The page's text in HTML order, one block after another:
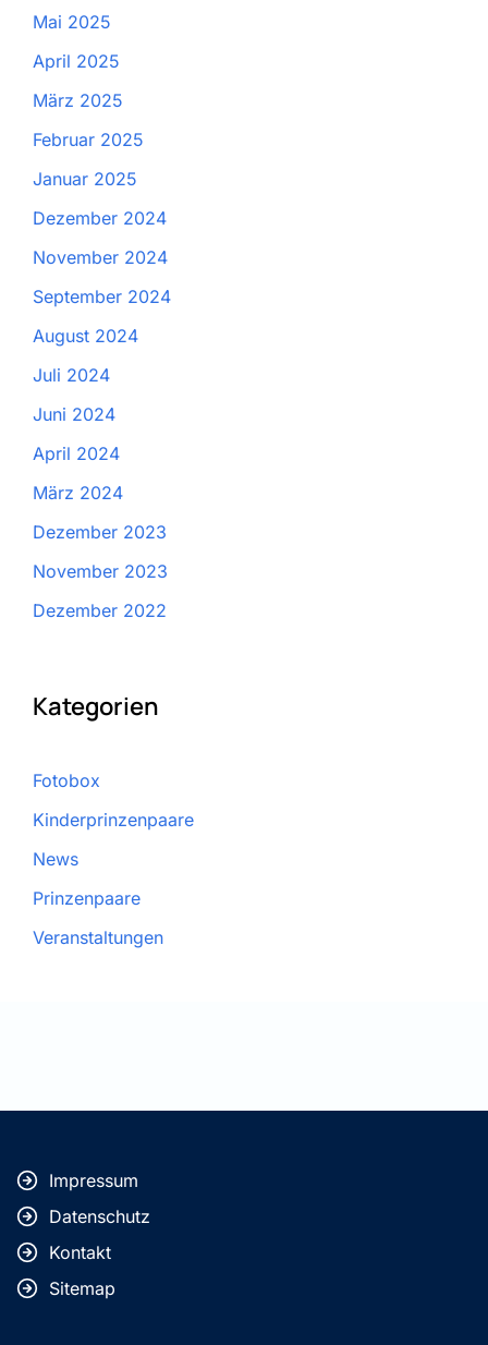
Mai 2025
April 2025
März 2025
Februar 2025
Januar 2025
Dezember 2024
November 2024
September 2024
August 2024
Juli 2024
Juni 2024
April 2024
März 2024
Dezember 2023
November 2023
Dezember 2022
Kategorien
Fotobox
Kinderprinzenpaare
News
Prinzenpaare
Veranstaltungen
Impressum
Datenschutz
Kontakt
Sitemap